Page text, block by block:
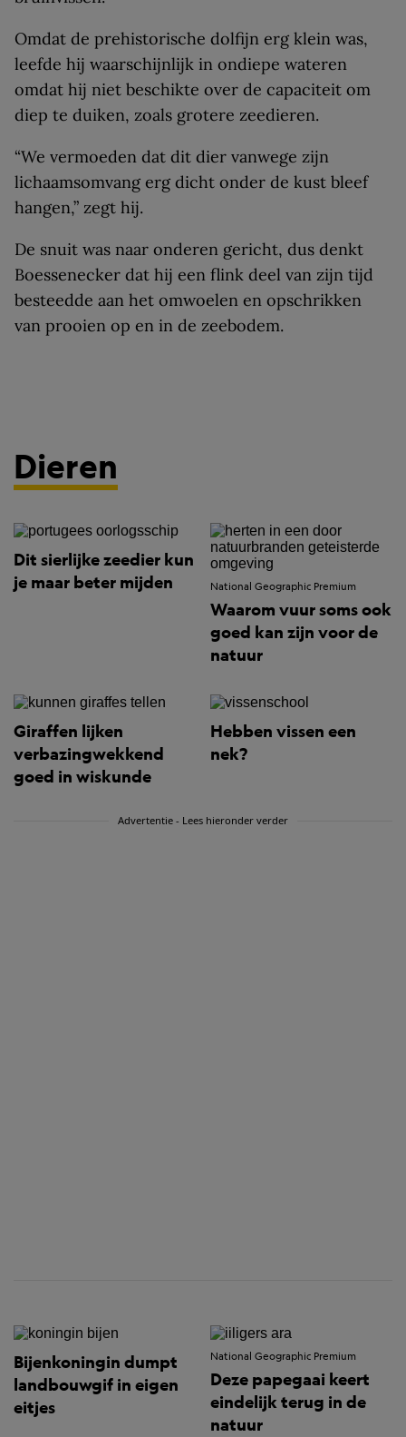
Omdat de prehistorische dolfijn erg klein was,
leefde hij waarschijnlijk in ondiepe wateren
omdat hij niet beschikte over de capaciteit om
diep te duiken, zoals grotere zeedieren.
“We vermoeden dat dit dier vanwege zijn
lichaamsomvang erg dicht onder de kust bleef
hangen,” zegt hij.
De snuit was naar onderen gericht, dus denkt
Boessenecker dat hij een flink deel van zijn tijd
besteedde aan het omwoelen en opschrikken
van prooien op en in de zeebodem.
Dieren
Dit sierlijke zeedier kun
je maar beter mijden
National Geographic Premium
Waarom vuur soms ook
goed kan zijn voor de
natuur
Giraffen lijken
verbazingwekkend
goed in wiskunde
Hebben vissen een
nek?
Advertentie - Lees hieronder verder
Bijenkoningin dumpt
landbouwgif in eigen
eitjes
National Geographic Premium
Deze papegaai keert
eindelijk terug in de
natuur